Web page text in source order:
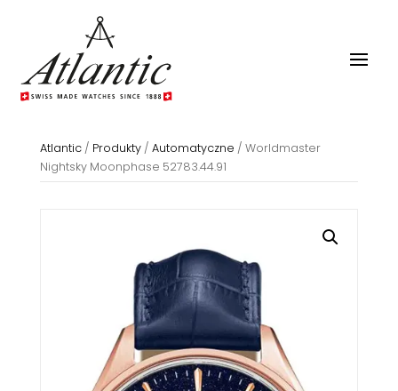
Atlantic/ Produkty/ Automatyczne / Worldmaster
Nightsky Moonphase 52783.44.91